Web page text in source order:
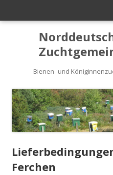
Bienen- und
Ferchen